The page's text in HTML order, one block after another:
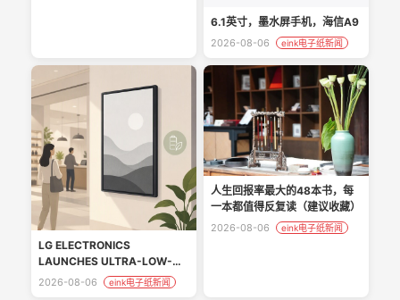
6.1英寸，墨水屏手机，海信A9
2026-08-06 eink电子纸新闻
LG ELECTRONICS
LAUNCHES ULTRA-LOW-
POWER ‘LG E-PAPER
2026-08-06 eink电子纸新闻
人生回报率最大的48本书，每
一本都值得反复读（建议收藏）
2026-08-06 eink电子纸新闻